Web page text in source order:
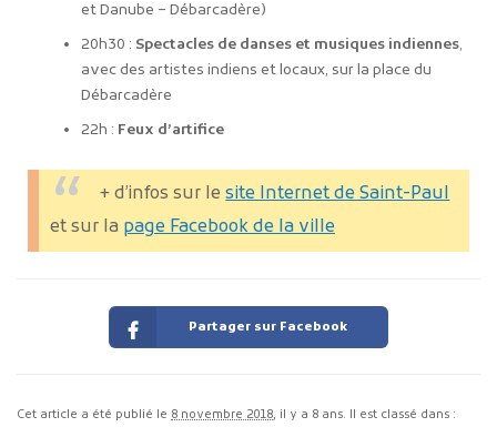
et Danube – Débarcadère)
20h30 : Spectacles de danses et musiques indiennes,
avec des artistes indiens et locaux, sur la place du
Débarcadère
22h : Feux d’artifice
+ d’infos sur lesite Internet de Saint-Paul
et sur la page Facebook de la ville
Partager sur Facebook
Cet article a été publié le 8 novembre 2018, il y a 8 ans. Il est classé dans :